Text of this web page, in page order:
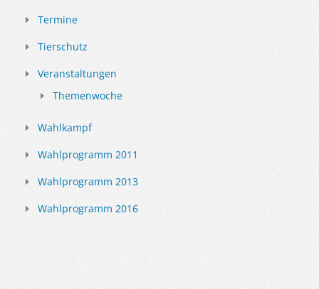
Termine
Tierschutz
Veranstaltungen
Themenwoche
Wahlkampf
Wahlprogramm 2011
Wahlprogramm 2013
Wahlprogramm 2016